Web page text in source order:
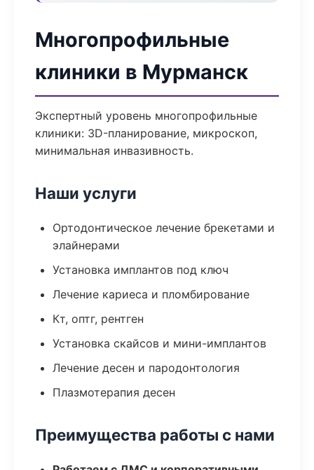
Многопрофильные
клиники в Мурманск
Экспертный уровень многопрофильные
клиники: 3D-планирование, микроскоп,
минимальная инвазивность.
Наши услуги
Ортодонтическое лечение брекетами и
элайнерами
Установка имплантов под ключ
Лечение кариеса и пломбирование
Кт, оптг, рентген
Установка скайсов и мини-имплантов
Лечение десен и пародонтология
Плазмотерапия десен
Преимущества работы с нами